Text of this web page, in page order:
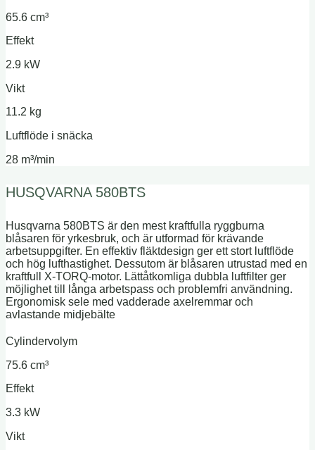
65.6 cm³
Effekt
2.9 kW
Vikt
11.2 kg
Luftflöde i snäcka
28 m³/min
HUSQVARNA 580BTS
Husqvarna 580BTS är den mest kraftfulla ryggburna
blåsaren för yrkesbruk, och är utformad för krävande
arbetsuppgifter. En effektiv fläktdesign ger ett stort luftflöde
och hög lufthastighet. Dessutom är blåsaren utrustad med en
kraftfull X-TORQ-motor. Lättåtkomliga dubbla luftfilter ger
möjlighet till långa arbetspass och problemfri användning.
Ergonomisk sele med vadderade axelremmar och
avlastande midjebälte
Cylindervolym
75.6 cm³
Effekt
3.3 kW
Vikt